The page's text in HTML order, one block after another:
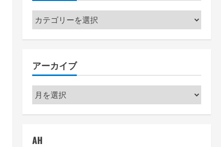
カ
テ
ー
アーカイブ
ア
ー
AH